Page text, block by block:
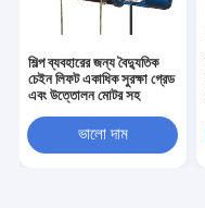
শিল্প ব্যবহারের জন্য বৈদ্যুতিক
চেইন লিফট একাধিক সুরক্ষা গ্রেড
এবং উত্তোলন মোটর সহ
ভালো দাম